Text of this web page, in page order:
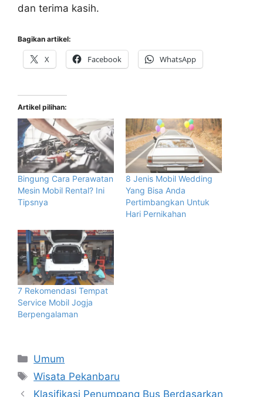
dan terima kasih.
Bagikan artikel:
X Facebook WhatsApp
Artikel pilihan:
Bingung Cara Perawatan
Mesin Mobil Rental? Ini
Tipsnya
8 Jenis Mobil Wedding
Yang Bisa Anda
Pertimbangkan Untuk
Hari Pernikahan
7 Rekomendasi Tempat
Service Mobil Jogja
Berpengalaman
Categories
Umum
Tags
Wisata Pekanbaru
Klasifikasi Penumpang Bus Berdasarkan